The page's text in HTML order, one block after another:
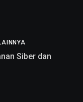
Siber dan